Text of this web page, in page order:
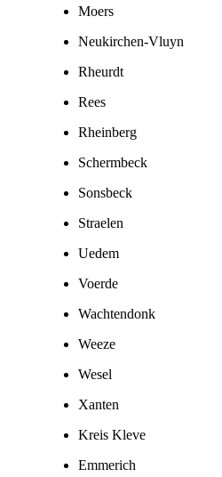
Moers
Neukirchen-Vluyn
Rheurdt
Rees
Rheinberg
Schermbeck
Sonsbeck
Straelen
Uedem
Voerde
Wachtendonk
Weeze
Wesel
Xanten
Kreis Kleve
Emmerich